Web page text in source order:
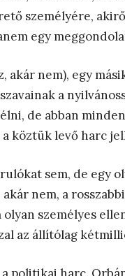
személyére,
egy
akár nem), egy
a
de abban
köztük levő harc
sem, de egy
nem, a
személyes
az állítólag